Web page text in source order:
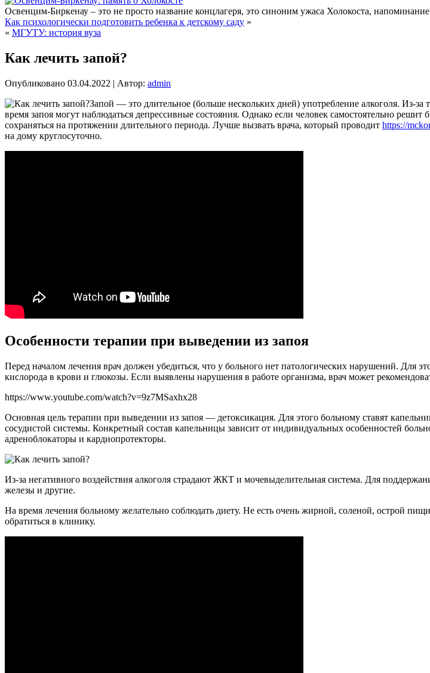
Освенцим-Биркенау – это не просто название концлагеря, это синоним ужаса Холокоста,
Как психологически подготовить ребенка к детскому саду »
« МГУТУ: история вуза
Как лечить запой?
Опубликовано 03.04.2022 | Автор: admin
Запой — это длительное (больше нескольких дней) употребление алкоголя. Из-за
время запоя могут наблюдаться депрессивные состояния. Однако если человек самостоятельно
сохраняться на протяжении длительного периода. Лучше вызвать врача, который проводит https://
на дому круглосуточно.
Особенности терапии при выведении из запоя
Перед началом лечения врач должен убедиться, что у больного нет патологических нарушений. Для
кислорода в крови и глюкозы. Если выявлены нарушения в работе организма, врач может
https://www.youtube.com/watch?v=9z7MSaxhx28
Основная цель терапии при выведении из запоя — детоксикация. Для этого больному ставят
сосудистой системы. Конкретный состав капельницы зависит от индивидуальных особенностей
адреноблокаторы и кардиопротекторы.
Из-за негативного воздействия алкоголя страдают ЖКТ и мочевыделительная система. Для
железы и другие.
На время лечения больному желательно соблюдать диету. Не есть очень жирной, соленой, острой
обратиться в клинику.